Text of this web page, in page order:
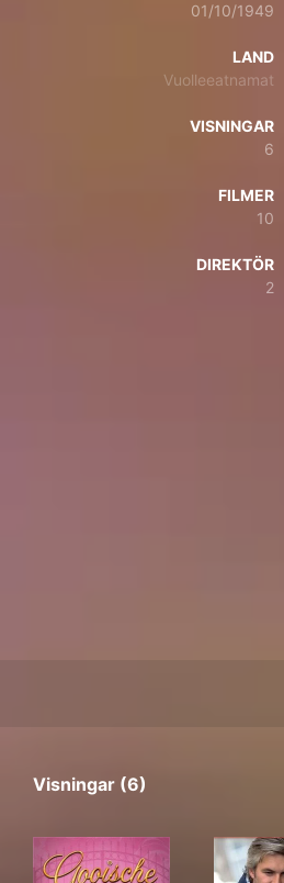
01/10/1949
LAND
Vuolleeatnamat
VISNINGAR
6
FILMER
10
DIREKTÖR
2
Visningar (6)